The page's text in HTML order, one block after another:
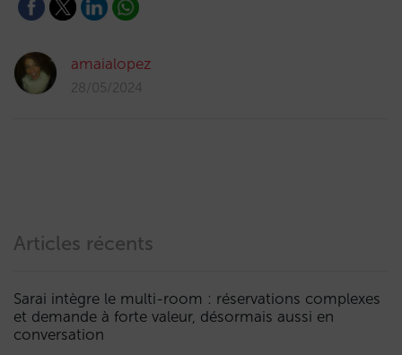
amaialopez
28/05/2024
Articles récents
Sarai intègre le multi-room : réservations complexes
et demande à forte valeur, désormais aussi en
conversation